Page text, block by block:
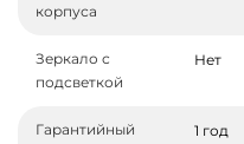
корпуса
Зеркало с
подсветкой
Нет
Гарантийный
1 год